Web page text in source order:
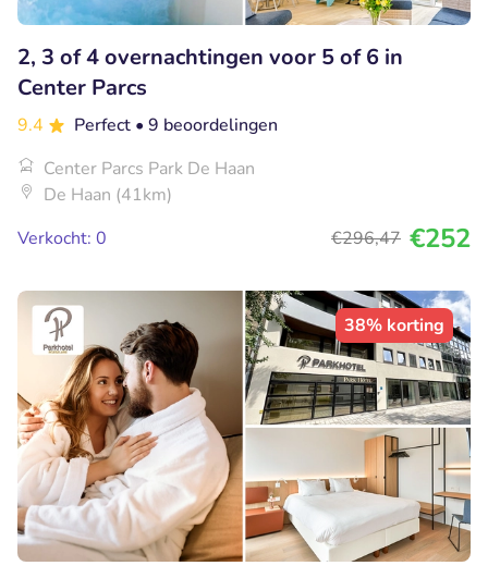
2, 3 of 4 overnachtingen voor 5 of 6 in
Center Parcs
9.4 Perfect • 9 beoordelingen
Center Parcs Park De Haan
De Haan (41km)
Verkocht: 0
€296,47 €252
38% korting